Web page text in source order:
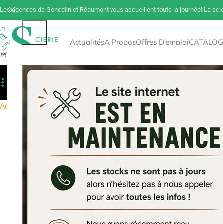
ActualitésA ProposOffres D’emploi
Accueil Bois de construction Bois collés Contrecollé Contre
Les agences de Goncelin et Réaumont vous accueillent toute la journée! La